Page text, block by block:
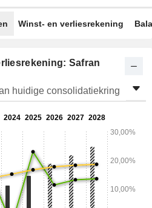
Winst- en verliesrekening
Safran
huidige consolidatiekring